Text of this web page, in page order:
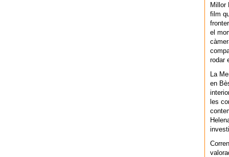
Millor
film
el
rodar
La
en
les